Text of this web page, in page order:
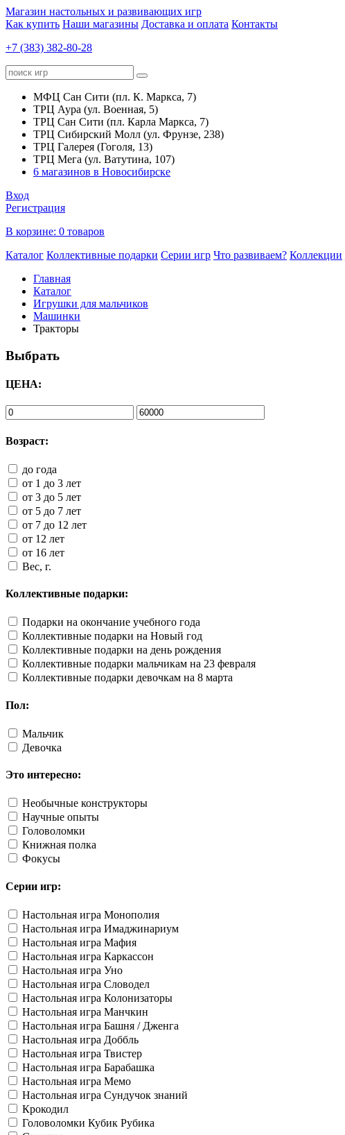
Магазин настольных и развивающих игр
Как купить Наши магазины Доставка и оплата Контакты
+7 (383) 382-80-28
МФЦ Сан Сити (пл. К. Маркса, 7)
ТРЦ Аура (ул. Военная, 5)
ТРЦ Сан Сити (пл. Карла Маркса, 7)
ТРЦ Сибирский Молл (ул. Фрунзе, 238)
ТРЦ Галерея (Гоголя, 13)
ТРЦ Мега (ул. Ватутина, 107)
6 магазинов в Новосибирске
Вход
Регистрация
В корзине: 0 товаров
Каталог Коллективные подарки Серии игр Что развиваем? Коллекции
Главная
Каталог
Игрушки для мальчиков
Машинки
Тракторы
Выбрать
ЦЕНА:
Возраст:
до года
от 1 до 3 лет
от 3 до 5 лет
от 5 до 7 лет
от 7 до 12 лет
от 12 лет
от 16 лет
Вес, г.
Коллективные подарки:
Подарки на окончание учебного года
Коллективные подарки на Новый год
Коллективные подарки на день рождения
Коллективные подарки мальчикам на 23 февраля
Коллективные подарки девочкам на 8 марта
Пол:
Мальчик
Девочка
Это интересно:
Необычные конструкторы
Научные опыты
Головоломки
Книжная полка
Фокусы
Серии игр:
Настольная игра Монополия
Настольная игра Имаджинариум
Настольная игра Мафия
Настольная игра Каркассон
Настольная игра Уно
Настольная игра Словодел
Настольная игра Колонизаторы
Настольная игра Манчкин
Настольная игра Башня / Дженга
Настольная игра Доббль
Настольная игра Твистер
Настольная игра Барабашка
Настольная игра Мемо
Настольная игра Сундучок знаний
Крокодил
Головоломки Кубик Рубика